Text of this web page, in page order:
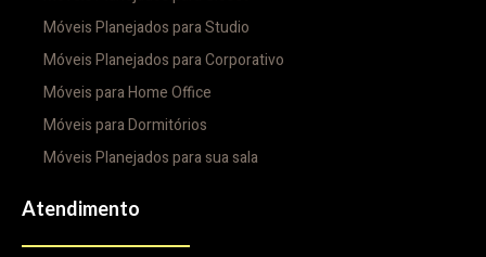
Móveis Planejados para Studio
Móveis Planejados para Corporativo
Móveis para Home Office
Móveis para Dormitórios
Móveis Planejados para sua sala
Atendimento